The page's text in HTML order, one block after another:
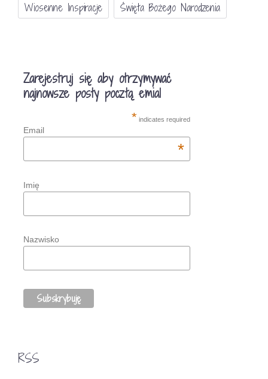
Wiosenne Inspiracje
Święta Bożego Narodzenia
Zarejestruj się aby otrzymywać
najnowsze posty pocztą emial
* indicates required
Email
*
Imię
Nazwisko
RSS